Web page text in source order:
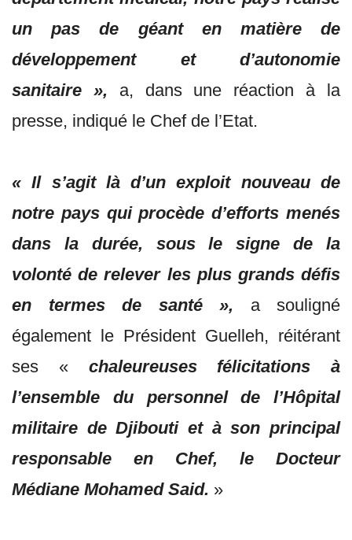
un pas de géant en matière de
développement et d’autonomie
sanitaire », a, dans une réaction à la
presse, indiqué le Chef de l’Etat.
« Il s’agit là d’un exploit nouveau de
notre pays qui procède d’efforts menés
dans la durée, sous le signe de la
volonté de relever les plus grands défis
en termes de santé », a souligné
également le Président Guelleh, réitérant
ses « chaleureuses félicitations à
l’ensemble du personnel de l’Hôpital
militaire de Djibouti et à son principal
responsable en Chef, le Docteur
Médiane Mohamed Said. »